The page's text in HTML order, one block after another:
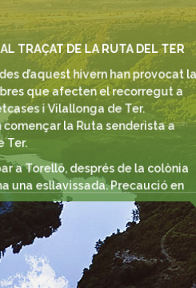
TRAÇAT DE LA RUTA DEL TER
d’aquest hivern han provocat la
que afecten el recorregut a
i Vilallonga de Ter.
començar la Ruta senderista a
Ter.
a Torelló, després de la colònia
una esllavissada. Precaució en
per restablir la normalitat.